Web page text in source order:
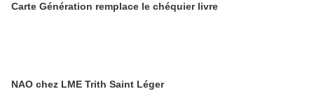
Carte Génération remplace le chéquier livre
NAO chez LME Trith Saint Léger